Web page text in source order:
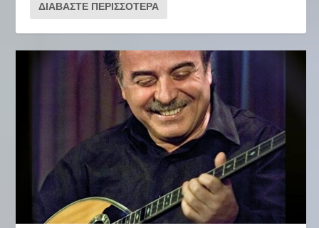
ΔΙΑΒΆΣΤΕ ΠΕΡΙΣΣΌΤΕΡΑ